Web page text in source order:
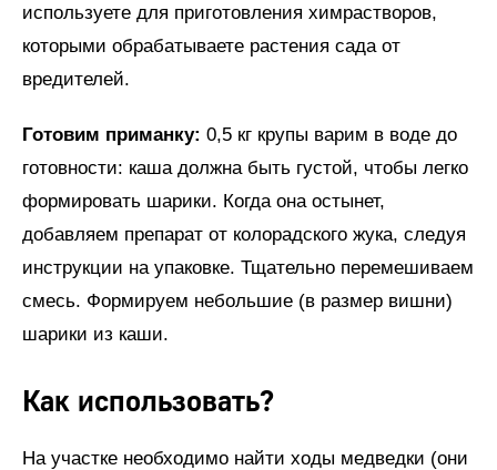
используете для приготовления химрастворов,
которыми обрабатываете растения сада от
вредителей.
Готовим приманку: 0,5 кг крупы варим в воде до
готовности: каша должна быть густой, чтобы легко
формировать шарики. Когда она остынет,
добавляем препарат от колорадского жука, следуя
инструкции на упаковке. Тщательно перемешиваем
смесь. Формируем небольшие (в размер вишни)
шарики из каши.
Как использовать?
На участке необходимо найти ходы медведки (они